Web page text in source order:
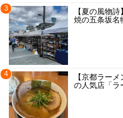
3
【夏の風物
焼の五条坂名
4
【京都ラー
の人気店「ラ